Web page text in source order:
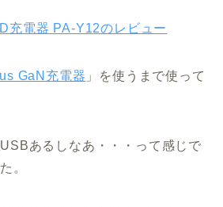
充電器 PA-Y12のレビュー
GaN充電器 」を使うまで使って
あるしなあ・・・って感じで
。